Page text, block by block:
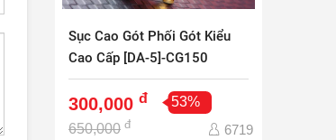
Sục Cao Gót Phối Gót Kiểu
Cao Cấp [DA-5]-CG150
300,000 đ
53%
650,000 đ 6719